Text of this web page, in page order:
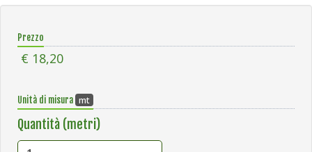
Prezzo
€ 18,20
Unità di misura mt
Quantità (metri)